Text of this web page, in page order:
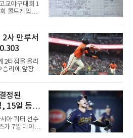
교야구대회 1
콜드게임으
점, 3회 10점
3점을 보탰
록했다.7번 타
포함해 6타
원빈은 6타
안타 3타점을
타 무사사구
4월 신세계
사 만루서
2타점을 올리
승리에 앞장섰
트로이트 타
출전해 3타
했다. 시즌
1회말 1사에서
을 골라 나간
점했고, 2-2
의 3구째 낮
정된
, 15일 등록
아 쿼터 선수
가 7일 미야지